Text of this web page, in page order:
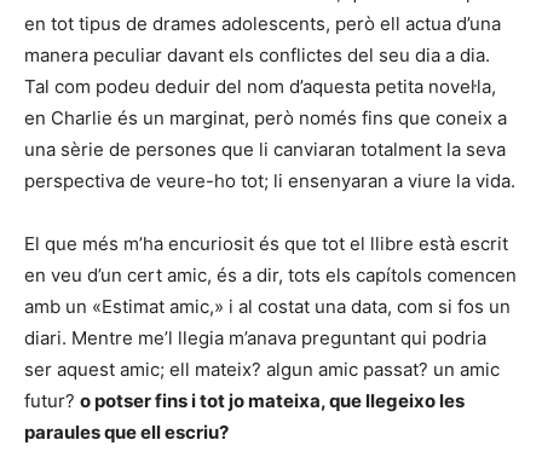
en tot tipus de drames adolescents, però ell actua d’una
manera peculiar davant els conflictes del seu dia a dia.
Tal com podeu deduir del nom d’aquesta petita novel·la,
en Charlie és un marginat, però només fins que coneix a
una sèrie de persones que li canviaran totalment la seva
perspectiva de veure-ho tot; li ensenyaran a viure la vida.
El que més m’ha encuriosit és que tot el llibre està escrit
en veu d’un cert amic, és a dir, tots els capítols comencen
amb un «Estimat amic,» i al costat una data, com si fos un
diari. Mentre me’l llegia m’anava preguntant qui podria
ser aquest amic; ell mateix? algun amic passat? un amic
futur? o potser fins i tot jo mateixa, que llegeixo les
paraules que ell escriu?